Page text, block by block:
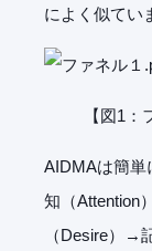
によく似てい
【図1：
AIDMAは簡単
知（Attention
（Desire）→